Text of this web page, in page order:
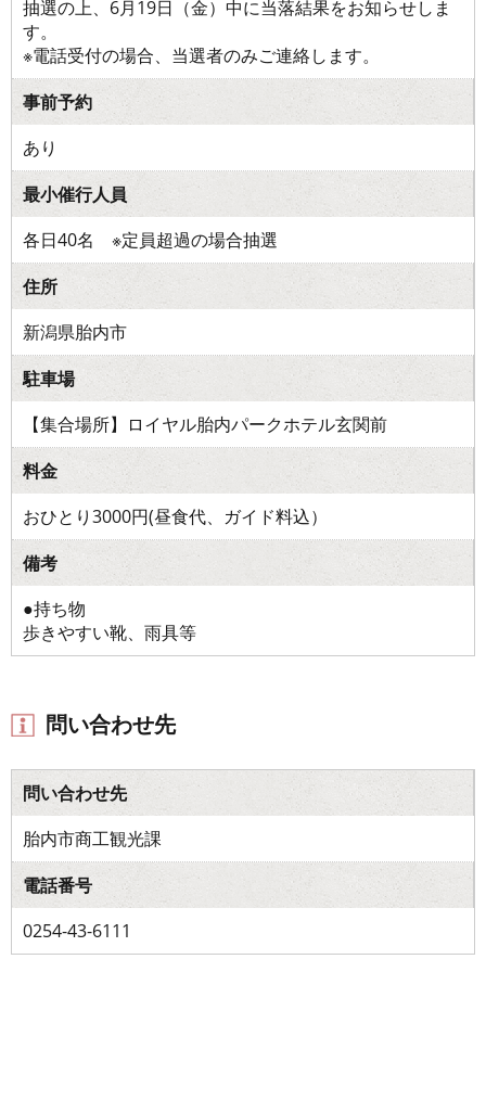
抽選の上、6月19日（金）中に当落結果をお知らせしま
す。
※電話受付の場合、当選者のみご連絡します。
事前予約
あり
最小催行人員
各日40名 ※定員超過の場合抽選
住所
新潟県胎内市
駐車場
【集合場所】ロイヤル胎内パークホテル玄関前
料金
おひとり3000円(昼食代、ガイド料込）
備考
●持ち物
歩きやすい靴、雨具等
問い合わせ先
問い合わせ先
胎内市商工観光課
電話番号
0254-43-6111